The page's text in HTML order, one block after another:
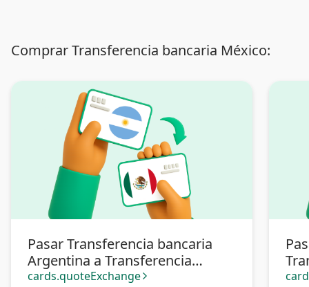
Comprar Transferencia bancaria México:
Pasar Transferencia bancaria
Argentina a Transferencia
bancaria México
cards.quoteExchange arrow_forward_ios